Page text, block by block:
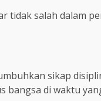
tidak salah dalam
sikap
bangsa di waktu